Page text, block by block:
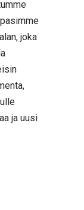
joka
ja uusi